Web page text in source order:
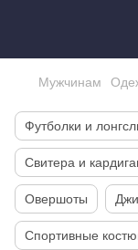
Мужчинам
Футболки и
Свитера и
Овершоты
Спортивные